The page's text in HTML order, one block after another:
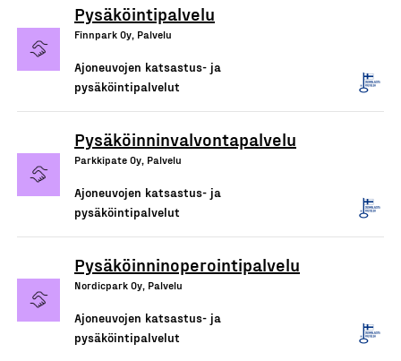
Pysäköintipalvelu
Finnpark Oy, Palvelu
Ajoneuvojen katsastus- ja
pysäköintipalvelut
Pysäköinninvalvontapalvelu
Parkkipate Oy, Palvelu
Ajoneuvojen katsastus- ja
pysäköintipalvelut
Pysäköinninoperointipalvelu
Nordicpark Oy, Palvelu
Ajoneuvojen katsastus- ja
pysäköintipalvelut